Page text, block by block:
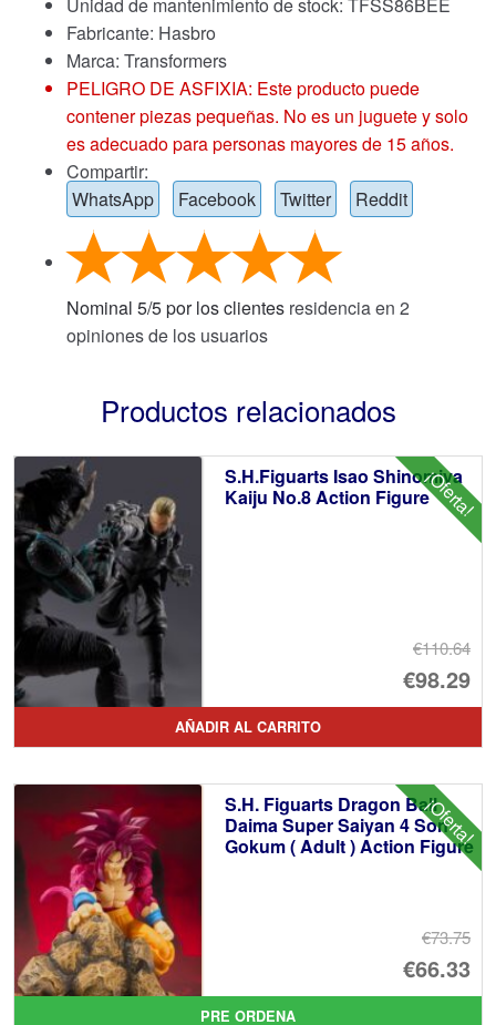
Fabricante: Hasbro
Marca: Transformers
PELIGRO DE ASFIXIA: Este producto puede
contener piezas pequeñas. No es un juguete y solo
es adecuado para personas mayores de 15 años.
Compartir:
WhatsApp
Facebook Twitter Reddit
Nominal 5/5por los clientes residencia en 2
opiniones de los usuarios
Productos relacionados
¡Oferta!
S.H.Figuarts Isao Shinomiya
Kaiju No.8 Action Figure
€110.64
El
€98.29
El
AÑADIR AL CARRITO
¡Oferta!
S.H. Figuarts Dragon Ball
Daima Super Saiyan 4 Son
Gokum ( Adult ) Action Figure
€73.75
El
€66.33
El
PRE ORDENA